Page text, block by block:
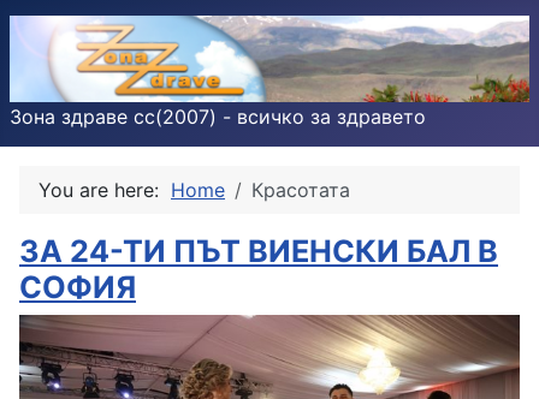
Зона здраве cc(2007) - всичко за здравето
You are here: Home Красотата
ЗА 24-ТИ ПЪТ ВИЕНСКИ БАЛ В
СОФИЯ